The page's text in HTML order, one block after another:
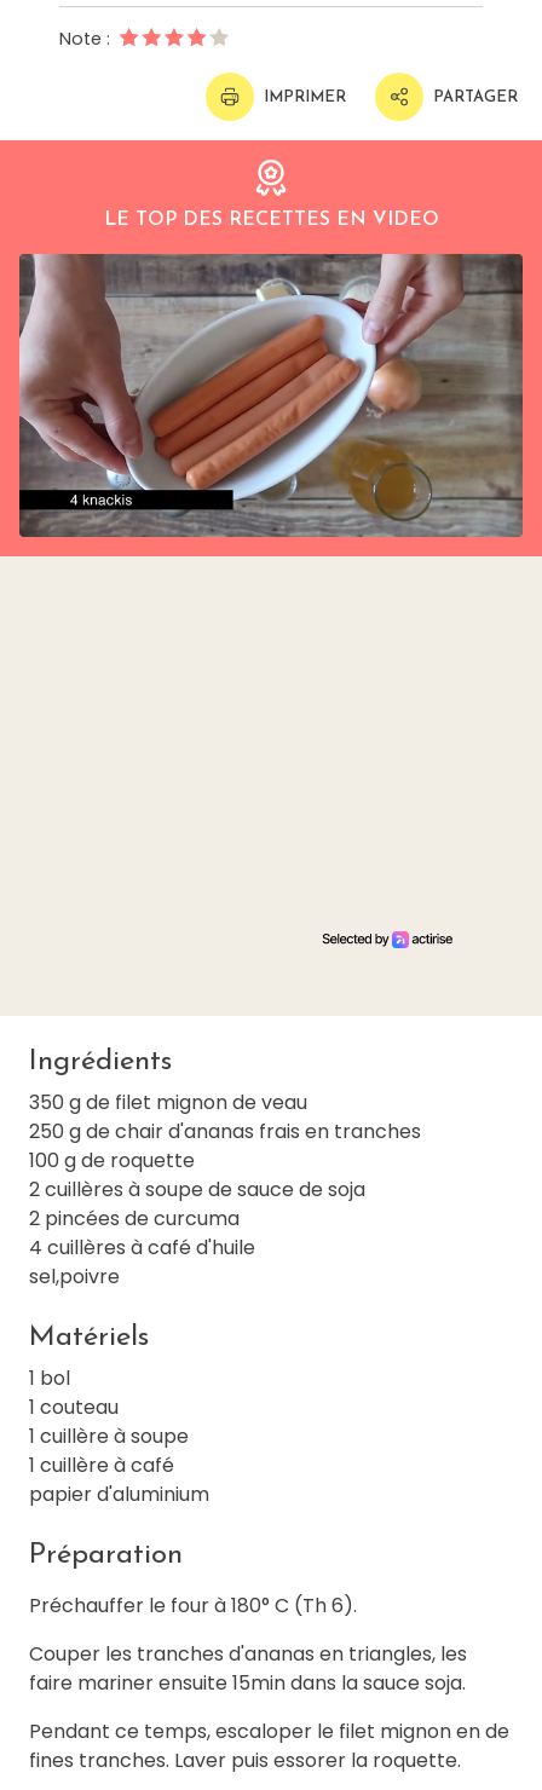
Note :
IMPRIMER PARTAGER
LE TOP DES RECETTES EN VIDEO
Ingrédients
350 g de filet mignon de veau
250 g de chair d'ananas frais en tranches
100 g de roquette
2 cuillères à soupe de sauce de soja
2 pincées de curcuma
4 cuillères à café d'huile
sel,poivre
Matériels
1 bol
1 couteau
1 cuillère à soupe
1 cuillère à café
papier d'aluminium
Préparation
Préchauffer le four à 180° C (Th 6).
Couper les tranches d'ananas en triangles, les
faire mariner ensuite 15min dans la sauce soja.
Pendant ce temps, escaloper le filet mignon en de
fines tranches. Laver puis essorer la roquette.